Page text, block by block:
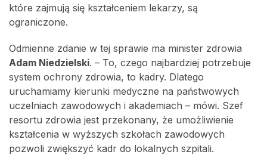
które zajmują się kształceniem lekarzy, są
ograniczone.
Odmienne zdanie w tej sprawie ma minister zdrowia
Adam Niedzielski. – To, czego najbardziej potrzebuje
system ochrony zdrowia, to kadry. Dlatego
uruchamiamy kierunki medyczne na państwowych
uczelniach zawodowych i akademiach – mówi. Szef
resortu zdrowia jest przekonany, że umożliwienie
kształcenia w wyższych szkołach zawodowych
pozwoli zwiększyć kadr do lokalnych szpitali.